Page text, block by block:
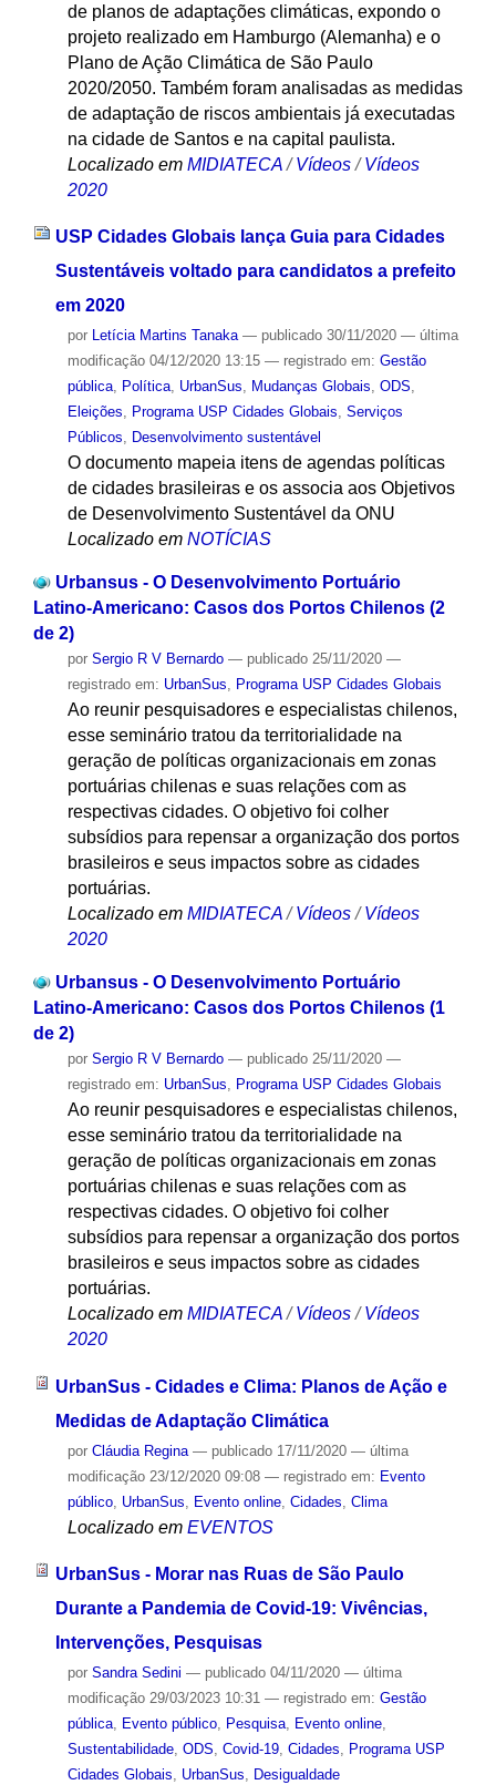
de planos de adaptações climáticas, expondo o
projeto realizado em Hamburgo (Alemanha) e o
Plano de Ação Climática de São Paulo
2020/2050. Também foram analisadas as medidas
de adaptação de riscos ambientais já executadas
na cidade de Santos e na capital paulista.
Localizado em MIDIATECA /Vídeos /Vídeos
2020
USP Cidades Globais lança Guia para Cidades
Sustentáveis voltado para candidatos a prefeito
em 2020
por Letícia Martins Tanaka — publicado30/11/2020 — última
modificação04/12/2020 13:15 — registrado em: Gestão
pública, Política, UrbanSus, Mudanças Globais, ODS,
Eleições, Programa USP Cidades Globais, Serviços
Públicos, Desenvolvimento sustentável
O documento mapeia itens de agendas políticas
de cidades brasileiras e os associa aos Objetivos
de Desenvolvimento Sustentável da ONU
Localizado em NOTÍCIAS
Urbansus - O Desenvolvimento Portuário
Latino-Americano: Casos dos Portos Chilenos (2
de 2)
por Sergio R V Bernardo — publicado25/11/2020 —
registrado em: UrbanSus, Programa USP Cidades Globais
Ao reunir pesquisadores e especialistas chilenos,
esse seminário tratou da territorialidade na
geração de políticas organizacionais em zonas
portuárias chilenas e suas relações com as
respectivas cidades. O objetivo foi colher
subsídios para repensar a organização dos portos
brasileiros e seus impactos sobre as cidades
portuárias.
Localizado em MIDIATECA /Vídeos /Vídeos
2020
Urbansus - O Desenvolvimento Portuário
Latino-Americano: Casos dos Portos Chilenos (1
de 2)
por Sergio R V Bernardo — publicado25/11/2020 —
registrado em: UrbanSus Programa USP Cidades Globais
Ao reunir pesquisadores e especialistas chilenos,
esse seminário tratou da territorialidade na
geração de políticas organizacionais em zonas
portuárias chilenas e suas relações com as
respectivas cidades. O objetivo foi colher
subsídios para repensar a organização dos portos
brasileiros e seus impactos sobre as cidades
portuárias.
Localizado em MIDIATECA /Vídeos /Vídeos
2020
UrbanSus - Cidades e Clima: Planos de Ação e
Medidas de Adaptação Climática
por Cláudia Regina — publicado17/11/2020 — última
modificação23/12/2020 09:08 — registrado em: Evento
público, UrbanSus Evento online, Cidades Clima
Localizado em EVENTOS
UrbanSus - Morar nas Ruas de São Paulo
Durante a Pandemia de Covid-19: Vivências,
Intervenções, Pesquisas
por Sandra Sedini — publicado04/11/2020 — última
modificação29/03/2023 10:31 — registrado em: Gestão
pública, Evento público, Pesquisa, Evento online,
Sustentabilidade, ODS, Covid-19, Cidades, Programa USP
Cidades Globais, UrbanSus, Desigualdade